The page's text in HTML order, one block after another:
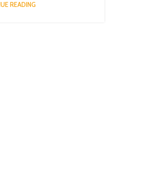
READING